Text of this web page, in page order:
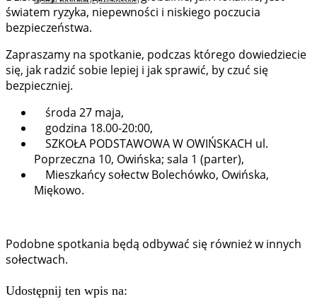
światem ryzyka, niepewności i niskiego poczucia
bezpieczeństwa.
Zapraszamy na spotkanie, podczas którego dowiedziecie
się, jak radzić sobie lepiej i jak sprawić, by czuć się
bezpieczniej.
środa 27 maja,
godzina 18.00-20:00,
SZKOŁA PODSTAWOWA W OWIŃSKACH ul.
Poprzeczna 10, Owińska; sala 1 (parter),
Mieszkańcy sołectw Bolechówko, Owińska,
Miękowo.
Podobne spotkania będą odbywać się również w innych
sołectwach.
Udostępnij ten wpis na: